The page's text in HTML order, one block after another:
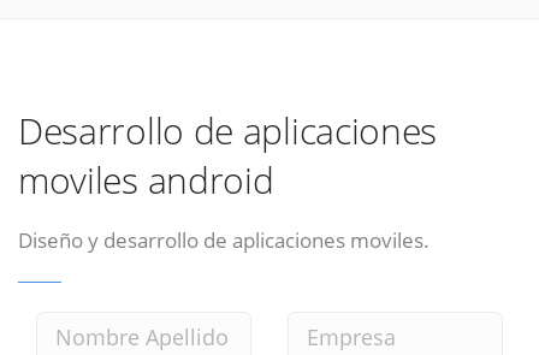
Desarrollo de aplicaciones
moviles android
Diseño y desarrollo de aplicaciones moviles.